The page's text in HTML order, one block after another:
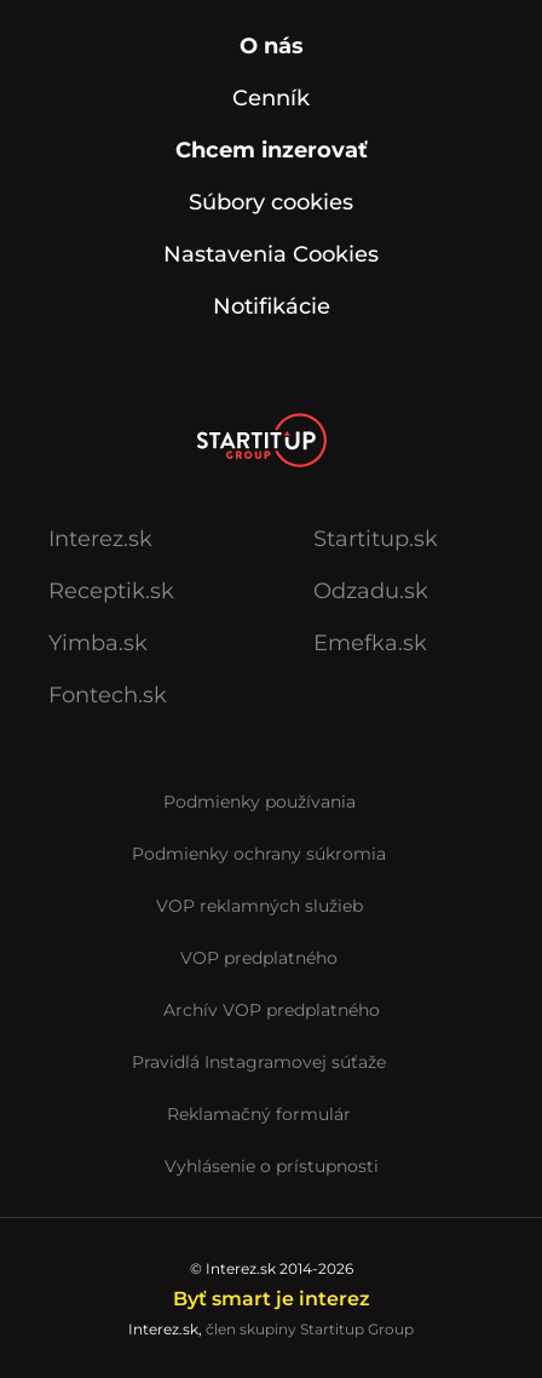
O nás
Cenník
Chcem inzerovať
Súbory cookies
Nastavenia Cookies
Notifikácie
Interez.sk
Receptik.sk
Yimba.sk
Fontech.sk
Startitup.sk
Odzadu.sk
Emefka.sk
Podmienky používania
Podmienky ochrany súkromia
VOP reklamných služieb
VOP predplatného
Archív VOP predplatného
Pravidlá Instagramovej súťaže
Reklamačný formulár
Vyhlásenie o prístupnosti
© Interez.sk 2014-2026
Byť smart je interez
Interez.sk, člen skupiny Startitup Group